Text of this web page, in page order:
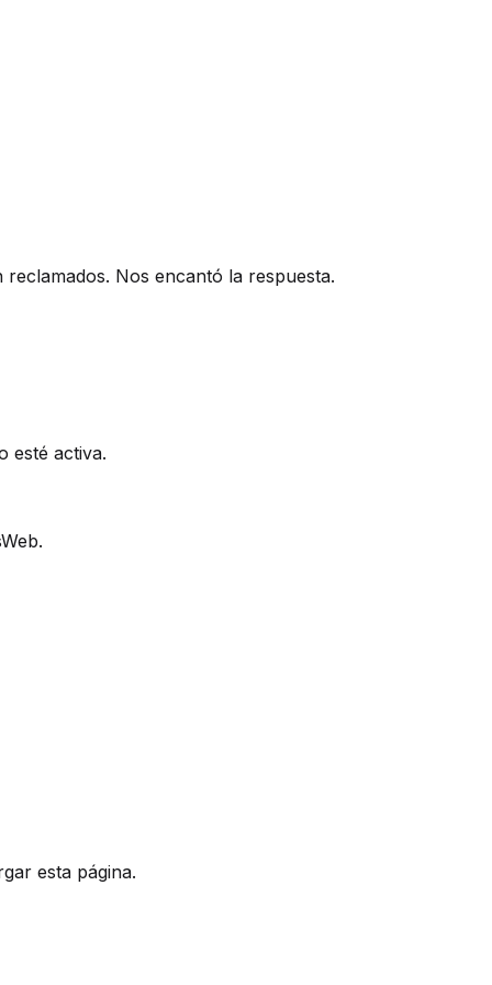
Nos encantó la respuesta.
esté activa.
esta página.